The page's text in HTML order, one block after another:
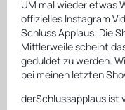
UM mal wieder etwas
offizielles Instagram
Schluss Applaus. Die
Mittlerweile scheint
geduldet zu werden.
bei meinen letzten
derSchlussapplaus ist